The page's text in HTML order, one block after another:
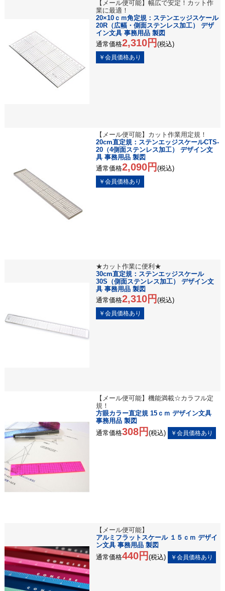
【メール便可能】幅広で安定！カット作
業に最適！
20×10ｃｍ角定規：ステンエッジスケール
20R（広幅・側面ステンレス加工） デザ
イン文具 事務用品 製図
通常価格2,310円 (税込)
【メール便可能】カット作業用定規！
20cm直定規：ステンエッジスケールCTS-
20（4側面ステンレス加工） デザイン文
具 事務用品 製図
通常価格2,090円 (税込)
★カット作業に便利★
30cm直定規：ステンエッジスケール
30S（側面ステンレス加工） デザイン文
具 事務用品 製図
通常価格2,310円 (税込)
【メール便可能】機能満載☆カラフル定
規！
方眼カラー直定規 15ｃｍ デザイン文具
事務用品 製図
通常価格308円 (税込)
【メール便可能】
アルミフラットスケール １５ｃｍ デザイ
ン文具 事務用品 製図
通常価格440円 (税込)